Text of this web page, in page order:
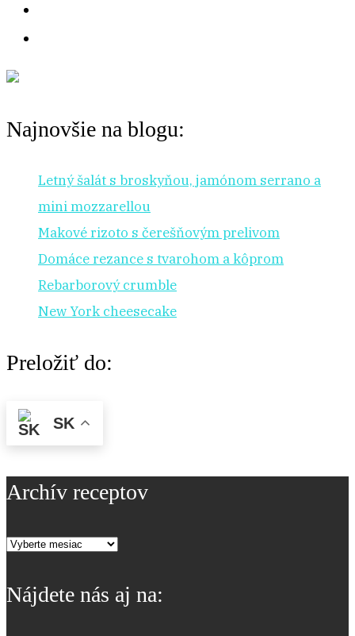
Najnovšie na blogu:
Letný šalát s broskyňou, jamónom serrano a
mini mozzarellou
Makové rizoto s čerešňovým prelivom
Domáce rezance s tvarohom a kôprom
Rebarborový crumble
New York cheesecake
Preložiť do:
SK
Archív receptov
Archív
Nájdete nás aj na: